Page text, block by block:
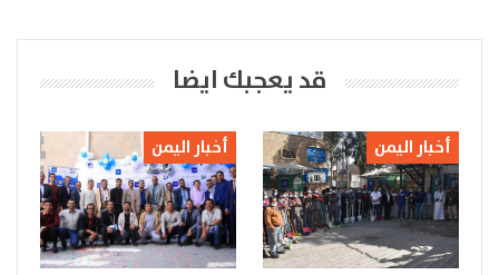
قد يعجبك ايضا
أخبار اليمن أخبار اليمن